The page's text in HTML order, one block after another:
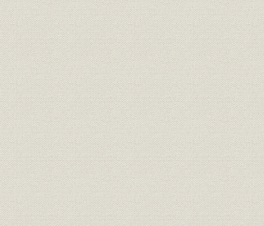
第5章 監視制御装置
第6章 配電盤
第7章 水晶応用技術と製品
第8章 生産技術
第9章 運輸技術
第10章 プラント建設
むすび
索引
図表一覧
参考文献・資料